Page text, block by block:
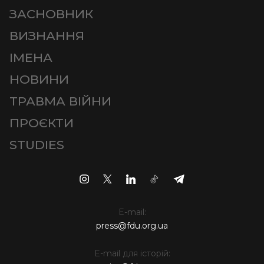
ЗАСНОВНИК
ВИЗНАННЯ
ІМЕНА
НОВИНИ
ТРАВМА ВІЙНИ
ПРОЄКТИ
STUDIES
E-mail:
press@fdu.org.ua
E-mail для історій: